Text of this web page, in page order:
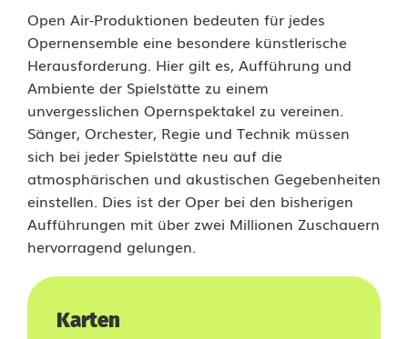
S
t
ü
c
k
M
u
s
i
Open Air-Produktionen bedeuten für jedes
Opernensemble eine besondere künstlerische
Herausforderung. Hier gilt es, Aufführung und
Ambiente der Spielstätte zu einem
unvergesslichen Opernspektakel zu vereinen.
Sänger, Orchester, Regie und Technik müssen
sich bei jeder Spielstätte neu auf die
atmosphärischen und akustischen Gegebenheiten
einstellen. Dies ist der Oper bei den bisherigen
Aufführungen mit über zwei Millionen Zuschauern
hervorragend gelungen.
Karten